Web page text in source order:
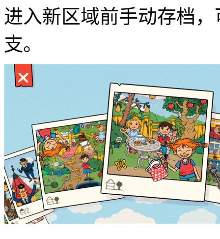
进入新区域前手动存档
支。